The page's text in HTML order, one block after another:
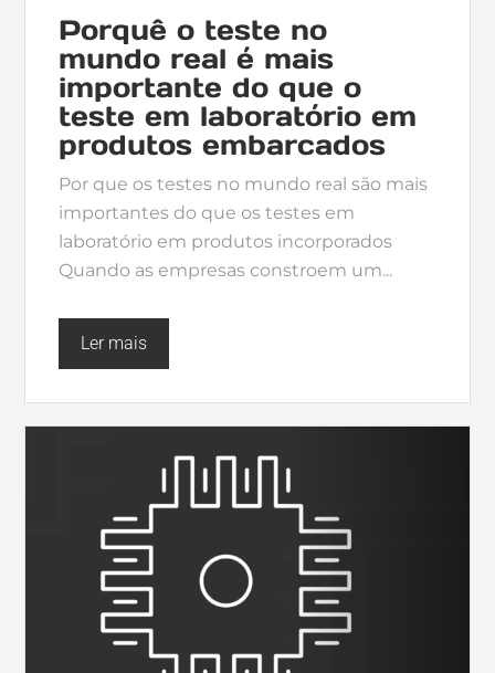
Porquê o teste no
mundo real é mais
importante do que o
teste em laboratório em
produtos embarcados
Por que os testes no mundo real são mais
importantes do que os testes em
laboratório em produtos incorporados
Quando as empresas constroem um...
Ler mais